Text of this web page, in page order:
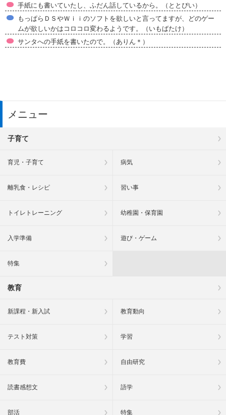
手紙にも書いていたし、ふだん話しているから。（ととぴい）
もっぱらＤＳやＷｉｉのソフトを欲しいと言ってますが、どのゲー
ムが欲しいかはコロコロ変わるようです。（いもばたけ）
サンタへの手紙を書いたので。（ありん＊）
メニュー
子育て
育児・子育て 病気
離乳食・レシピ 習い事
トイレトレーニング 幼稚園・保育園
入学準備 遊び・ゲーム
特集
教育
新課程・新入試 教育動向
テスト対策 学習
教育費 自由研究
読書感想文 語学
部活 特集